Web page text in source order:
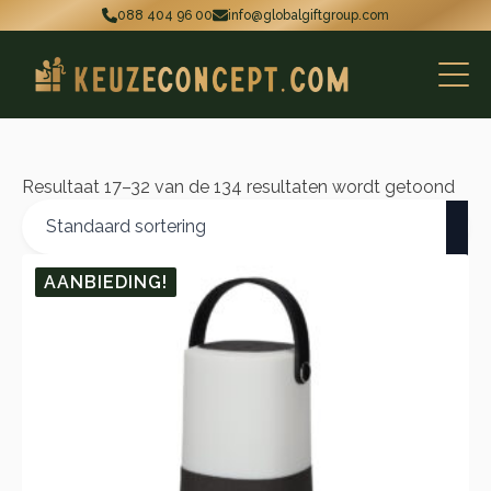
088 404 96 00 info@globalgiftgroup.com
Resultaat 17–32 van de 134 resultaten wordt getoond
AANBIEDING!